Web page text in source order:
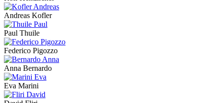
Andreas Kofler
Paul Thuile
Federico Pigozzo
Anna Bernardo
Eva Marini